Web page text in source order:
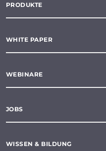
PRODUKTE
WHITE PAPER
WEBINARE
JOBS
WISSEN & BILDUNG